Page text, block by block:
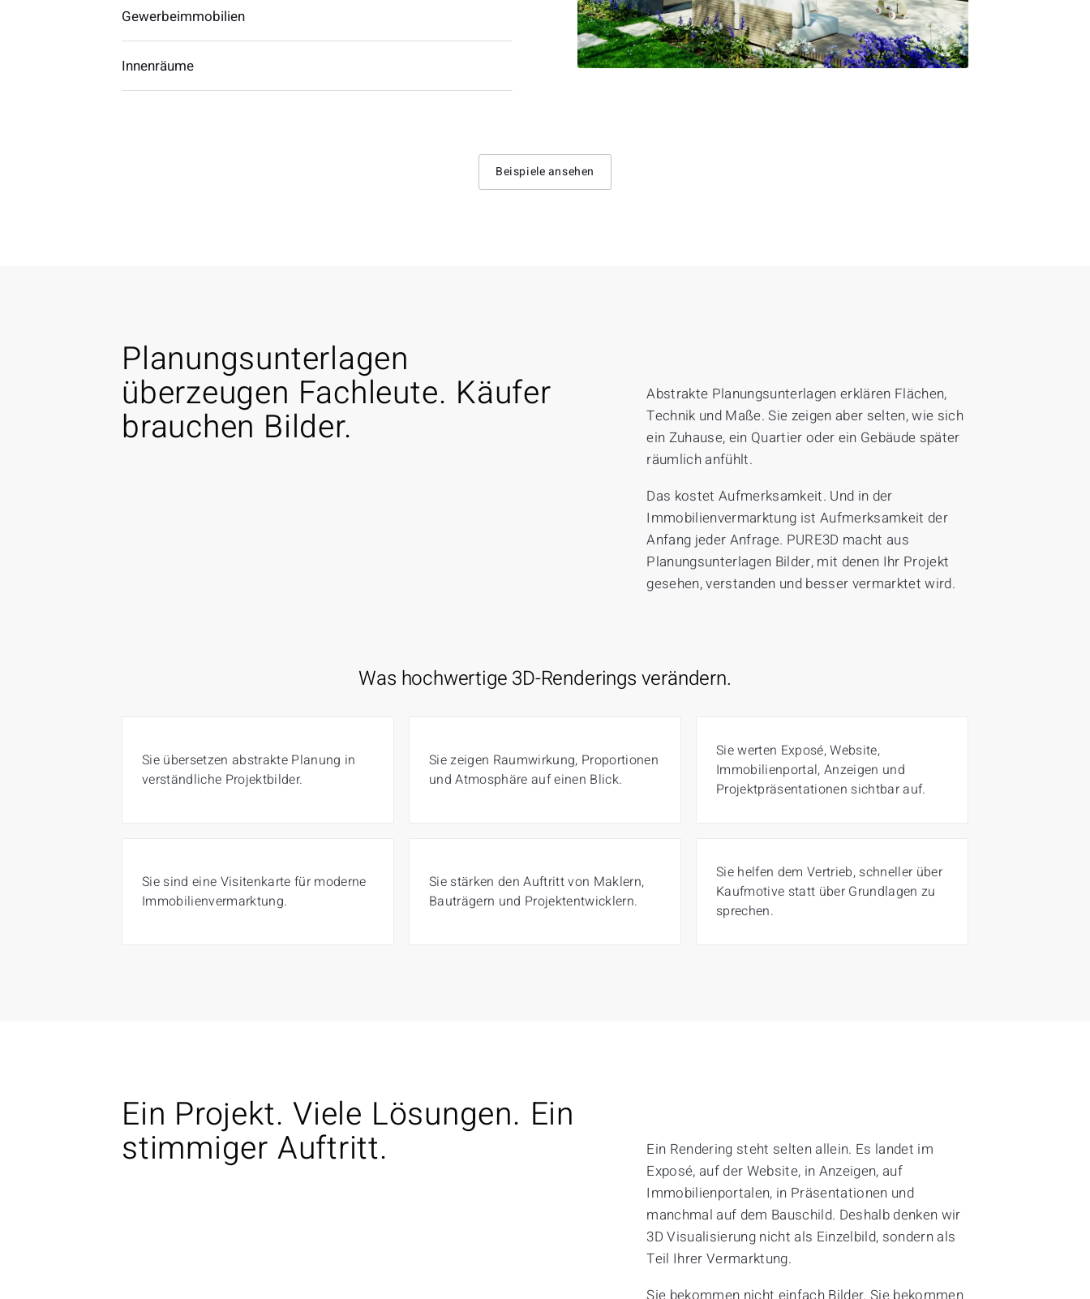
Gewerbeimmobilien
Innenräume
Beispiele ansehen
Planungsunterlagen
überzeugen Fachleute. Käufer
brauchen Bilder.
Abstrakte Planungsunterlagen erklären Flächen,
Technik und Maße. Sie zeigen aber selten, wie sich
ein Zuhause, ein Quartier oder ein Gebäude später
räumlich anfühlt.
Das kostet Aufmerksamkeit. Und in der
Immobilienvermarktung ist Aufmerksamkeit der
Anfang jeder Anfrage. PURE3D macht aus
Planungsunterlagen Bilder, mit denen Ihr Projekt
gesehen, verstanden und besser vermarktet wird.
Was hochwertige 3D-Renderings verändern.
Sie übersetzen abstrakte Planung in
verständliche Projektbilder.
Sie zeigen Raumwirkung, Proportionen
und Atmosphäre auf einen Blick.
Sie werten Exposé, Website,
Immobilienportal, Anzeigen und
Projektpräsentationen sichtbar auf.
Sie sind eine Visitenkarte für moderne
Immobilienvermarktung.
Sie stärken den Auftritt von Maklern,
Bauträgern und Projektentwicklern.
Sie helfen dem Vertrieb, schneller über
Kaufmotive statt über Grundlagen zu
sprechen.
Ein Projekt. Viele Lösungen. Ein
stimmiger Auftritt.
Ein Rendering steht selten allein. Es landet im
Exposé, auf der Website, in Anzeigen, auf
Immobilienportalen, in Präsentationen und
manchmal auf dem Bauschild. Deshalb denken wir
3D Visualisierung nicht als Einzelbild, sondern als
Teil Ihrer Vermarktung.